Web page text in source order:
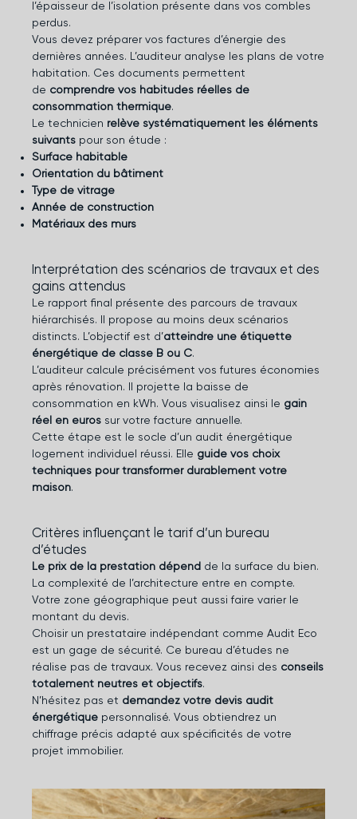
l’épaisseur de l’isolation présente dans vos combles
perdus.
Vous devez préparer vos factures d’énergie des
dernières années. L’auditeur analyse les plans de votre
habitation. Ces documents permettent
de comprendre vos habitudes réelles de
consommation thermique.
Le technicien relève systématiquement les éléments
suivants pour son étude :
Surface habitable
Orientation du bâtiment
Type de vitrage
Année de construction
Matériaux des murs
Interprétation des scénarios de travaux et des
gains attendus
Le rapport final présente des parcours de travaux
hiérarchisés. Il propose au moins deux scénarios
distincts. L’objectif est d’atteindre une étiquette
énergétique de classe B ou C.
L’auditeur calcule précisément vos futures économies
après rénovation. Il projette la baisse de
consommation en kWh. Vous visualisez ainsi le gain
réel en euros sur votre facture annuelle.
Cette étape est le socle d’un audit énergétique
logement individuel
réussi. Elle guide vos choix
techniques pour transformer durablement votre
maison.
Critères influençant le tarif d’un bureau
d’études
Le prix de la prestation dépend de la surface du bien.
La complexité de l’architecture entre en compte.
Votre zone géographique peut aussi faire varier le
montant du devis.
Choisir un prestataire indépendant comme Audit Eco
est un gage de sécurité. Ce bureau d’études ne
réalise pas de travaux. Vous recevez ainsi des conseils
totalement neutres et objectifs.
N’hésitez pas et demandez votre devis audit
énergétique personnalisé. Vous obtiendrez un
chiffrage précis adapté aux spécificités de votre
projet immobilier.